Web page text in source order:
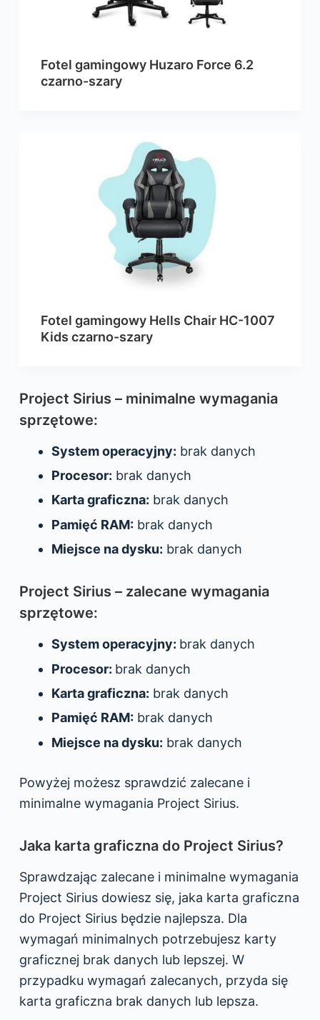
Fotel gamingowy Huzaro Force 6.2
czarno-szary
Fotel gamingowy Hells Chair HC-1007
Kids czarno-szary
Project Sirius – minimalne wymagania
sprzętowe:
System operacyjny: brak danych
Procesor: brak danych
Karta graficzna: brak danych
Pamięć RAM: brak danych
Miejsce na dysku: brak danych
Project Sirius – zalecane wymagania
sprzętowe:
System operacyjny: brak danych
Procesor: brak danych
Karta graficzna: brak danych
Pamięć RAM: brak danych
Miejsce na dysku: brak danych
Powyżej możesz sprawdzić zalecane i
minimalne wymagania Project Sirius.
Jaka karta graficzna do Project Sirius?
Sprawdzając zalecane i minimalne wymagania
Project Sirius dowiesz się, jaka karta graficzna
do Project Sirius będzie najlepsza. Dla
wymagań minimalnych potrzebujesz karty
graficznej brak danych lub lepszej. W
przypadku wymagań zalecanych, przyda się
karta graficzna brak danych lub lepsza.